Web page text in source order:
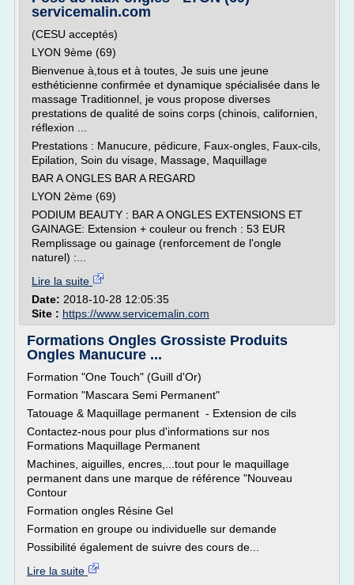
servicemalin.com
(CESU acceptés)
LYON 9ème (69)
Bienvenue à,tous et à toutes, Je suis une jeune
esthéticienne confirmée et dynamique spécialisée dans le
massage Traditionnel, je vous propose diverses
prestations de qualité de soins corps (chinois, californien,
réflexion ...
Prestations : Manucure, pédicure, Faux-ongles, Faux-cils,
Epilation, Soin du visage, Massage, Maquillage
BAR A ONGLES BAR A REGARD
LYON 2ème (69)
PODIUM BEAUTY : BAR A ONGLES EXTENSIONS ET
GAINAGE: Extension + couleur ou french : 53 EUR
Remplissage ou gainage (renforcement de l'ongle
naturel) :...
Lire la suite
Date: 2018-10-28 12:05:35
Site : https://www.servicemalin.com
Formations Ongles Grossiste Produits
Ongles Manucure ...
Formation "One Touch" (Guill d'Or)
Formation "Mascara Semi Permanent"
Tatouage & Maquillage permanent - Extension de cils
Contactez-nous pour plus d'informations sur nos
Formations Maquillage Permanent
Machines, aiguilles, encres,...tout pour le maquillage
permanent dans une marque de référence "Nouveau
Contour
Formation ongles Résine Gel
Formation en groupe ou individuelle sur demande
Possibilité également de suivre des cours de...
Lire la suite